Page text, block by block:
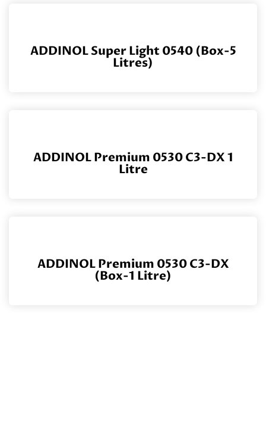
ADDINOL Super Light 0540 (Box-5
Litres)
ADDINOL Premium 0530 C3-DX 1
Litre
ADDINOL Premium 0530 C3-DX
(Box-1 Litre)